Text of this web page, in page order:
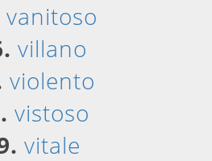
vanitoso
villano
violento
vistoso
vitale